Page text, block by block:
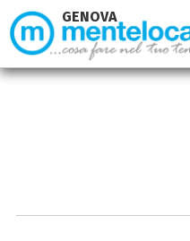
GENOVA